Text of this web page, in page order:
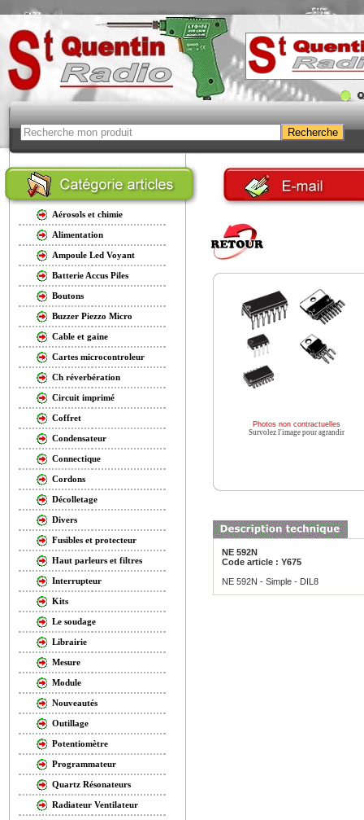
Aérosols et chimie
Alimentation
Ampoule Led Voyant
Batterie Accus Piles
Boutons
Buzzer Piezzo Micro
Cable et gaine
Cartes microcontroleur
Ch réverbération
Circuit imprimé
Coffret
Condensateur
Connectique
Cordons
Décolletage
Divers
Fusibles et protecteur
Haut parleurs et filtres
Interrupteur
Kits
Le soudage
Librairie
Mesure
Module
Nouveautés
Outillage
Potentiomètre
Programmateur
Quartz Résonateurs
Radiateur Ventilateur
Photos non contractuelles
Survolez l'image pour agrandir
NE 592N
Code article : Y675
NE 592N - Simple - DIL8